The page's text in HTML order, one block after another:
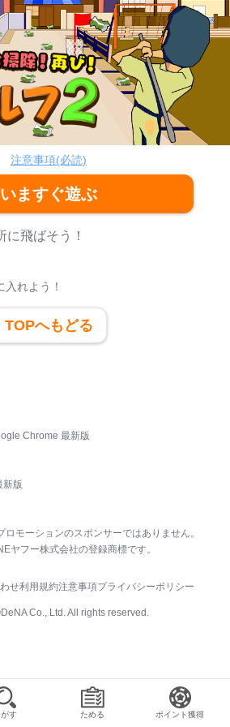
ティング
注意事項(必読)
いますぐ遊ぶ
に飛ばそう！
れよう！
TOPへもどる
Chrome 最新版
新版
モーションのスポンサーではありません。
ヤフー株式会社の登録商標です。
せ利用規約注意事項プライバシーポリシー
Co., Ltd. All rights reserved.
がす ためる ポイント獲得